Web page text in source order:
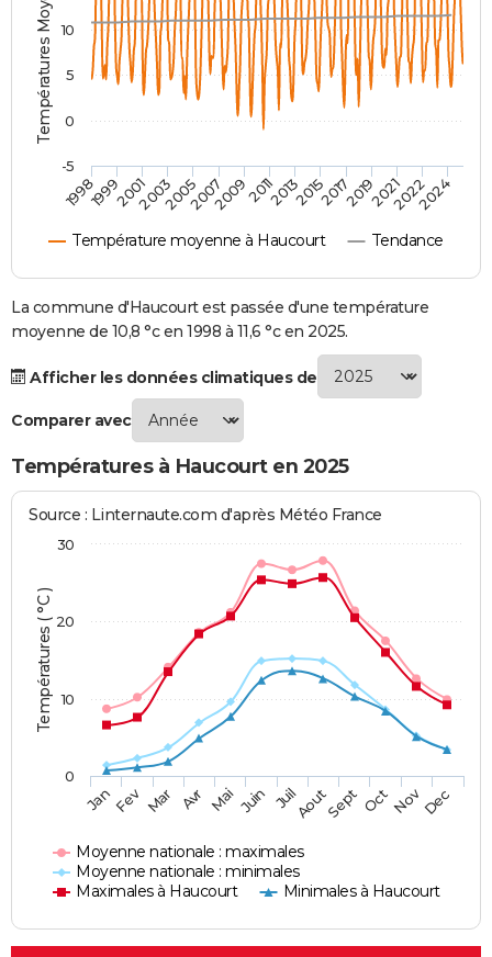
Destinations
City break
Voyage nature
Voyage de noces
Forum
Climat
PHOTO
GUIDES D'ACHAT
BONS PLANS
CARTE DE VOEUX
Carte de Noël
Carte Bonne année
Carte Saint-Valentin
Carte Pâques
Carte d'anniversaire
DICTIONNAIRE
Dictionnaire
Biographies
Citations
Expressions
Proverbes
PROGRAMME TV
S'inscrire
Se connecter
Lycées
Collèges
Primaires
Universités
Entreprises
Service militaire
Avis de recherche
AVIS DE DÉCÈS
FORUM
Bricolage
Lifestyle
Culture
Sport
Auto
Television
Voyage
Cinema
Température moyenne à Haucourt Tendance
199819992001200320052007200920112013201520172019202120222024
-5
0
5
10
La commune d'Haucourt est passée d'une température
moyenne de 10,8 °c en 1998 à 11,6 °c en 2025.
Afficher les données climatiques de
Comparer avec
Températures à Haucourt en 2025
Températures ( °C )
Source : Linternaute.com d'après Météo France
Moyenne nationale : maximales
Moyenne nationale : minimales
Maximales à Haucourt
Minimales à Haucourt
JanFev Mar Avr Mai Juin JuilAoutSept OctNovDec
0
10
20
30